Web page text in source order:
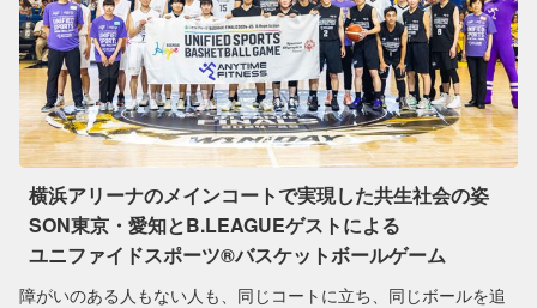
横浜アリーナのメインコートで実現した共生社会の姿
SON東京・愛知とB.LEAGUEゲストによる
ユニファイドスポーツ®︎バスケットボールゲーム
障がいのある人もない人も、同じコートに立ち、同じボールを追